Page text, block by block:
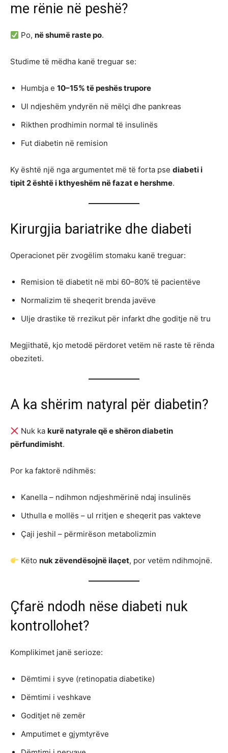
me rënie në peshë?
Po,në shumë raste po.
Studime të mëdha kanë treguar se:
Humbja e 10–15% të peshës trupore
Ul ndjeshëm yndyrën në mëlçi dhe pankreas
Rikthen prodhimin normal të insulinës
Fut diabetin në remision
Ky është një nga argumentet më të forta pse diabeti i
tipit 2 është i kthyeshëm në fazat e hershme.
Kirurgjia bariatrike dhe diabeti
Operacionet për zvogëlim stomaku kanë treguar:
Remision të diabetit në mbi 60–80% të pacientëve
Normalizim të sheqerit brenda javëve
Ulje drastike të rrezikut për infarkt dhe goditje në tru
Megjithatë, kjo metodë përdoret vetëm në raste të rënda
obeziteti.
A ka shërim natyral për diabetin?
Nuk kakurë natyrale që e shëron diabetin
përfundimisht.
Por ka faktorë ndihmës:
Kanella – ndihmon ndjeshmërinë ndaj insulinës
Uthulla e mollës – ul rritjen e sheqerit pas vakteve
Çaji jeshil – përmirëson metabolizmin
Këtonuk zëvendësojnë ilaçet, por vetëm ndihmojnë.
Çfarë ndodh nëse diabeti nuk
kontrollohet?
Komplikimet janë serioze:
Dëmtimi i syve (retinopatia diabetike)
Dëmtimi i veshkave
Goditjet në zemër
Amputimet e gjymtyrëve